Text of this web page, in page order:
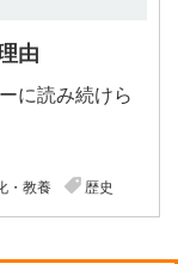
由
に読み続けら
・教養 歴史